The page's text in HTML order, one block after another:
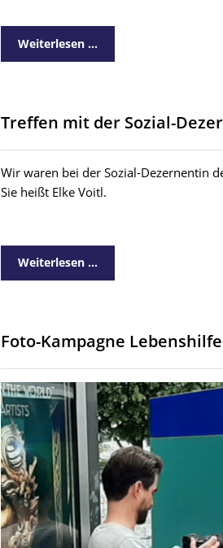
Weiterlesen …
Treffen mit der Sozial-
Wir waren bei der Sozial-Dezernentin
Sie heißt Elke Voitl.
Weiterlesen …
Foto-Kampagne